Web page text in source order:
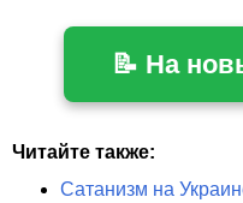
📝 На
Читайте также:
Сатанизм на